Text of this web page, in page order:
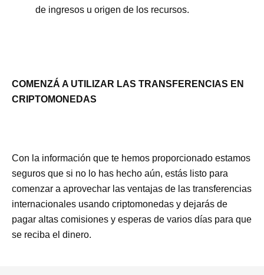
de ingresos u origen de los recursos.
COMENZÁ A UTILIZAR LAS TRANSFERENCIAS EN
CRIPTOMONEDAS
Con la información que te hemos proporcionado estamos
seguros que si no lo has hecho aún, estás listo para
comenzar a aprovechar las ventajas de las transferencias
internacionales usando criptomonedas y dejarás de
pagar altas comisiones y esperas de varios días para que
se reciba el dinero.